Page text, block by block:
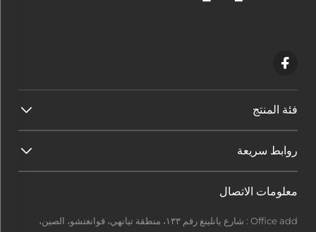
فئة المنتج
روابط سريعة
معلومات الاتصال
Office add : شارع يانلينغ رقم ١٣٣، منطقة تيانهي، قوانغتشو، الصين،